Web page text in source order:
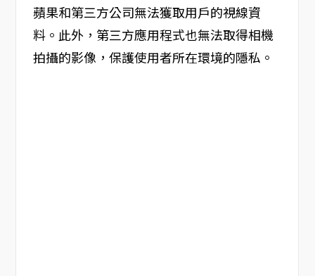
蘋果和第三方公司無法獲取用戶的視線資
料。此外，第三方應用程式也無法取得相機
拍攝的影像，保護使用者所在環境的隱私。